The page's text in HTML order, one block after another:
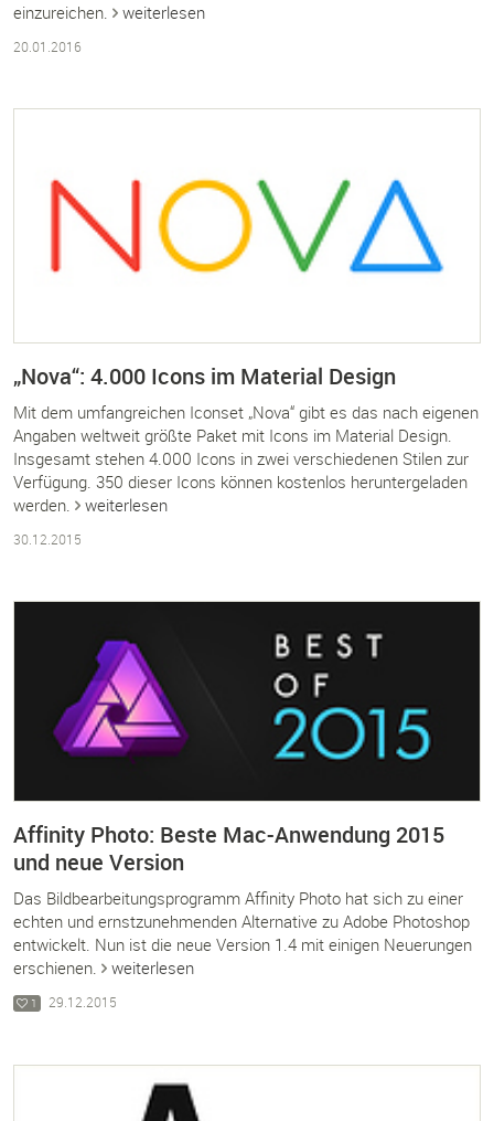
einzureichen. weiterlesen
20.01.2016
„Nova“: 4.000 Icons im Material Design
Mit dem umfangreichen Iconset „Nova“ gibt es das nach eigenen
Angaben weltweit größte Paket mit Icons im Material Design.
Insgesamt stehen 4.000 Icons in zwei verschiedenen Stilen zur
Verfügung. 350 dieser Icons können kostenlos heruntergeladen
werden.
weiterlesen
30.12.2015
Affinity Photo: Beste Mac-Anwendung 2015
und neue Version
Das Bildbearbeitungsprogramm Affinity Photo hat sich zu einer
echten und ernstzunehmenden Alternative zu Adobe Photoshop
entwickelt. Nun ist die neue Version 1.4 mit einigen Neuerungen
erschienen.
weiterlesen
1 29.12.2015